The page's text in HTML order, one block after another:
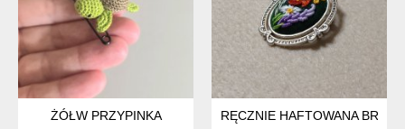
ŻÓŁW PRZYPINKA
RĘCZNIE HAFTOWANA